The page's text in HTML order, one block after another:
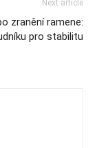
Next article
zranění ramene:
pro stabilitu